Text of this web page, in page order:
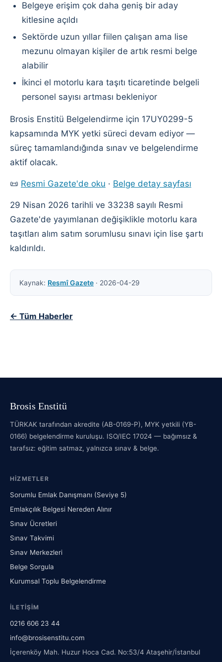
Belgeye erişim çok daha geniş bir aday
kitlesine açıldı
Sektörde uzun yıllar fiilen çalışan ama lise
mezunu olmayan kişiler de artık resmi belge
alabilir
İkinci el motorlu kara taşıtı ticaretinde belgeli
personel sayısı artması bekleniyor
Brosis Enstitü Belgelendirme için 17UY0299-5
kapsamında MYK yetki süreci devam ediyor —
süreç tamamlandığında sınav ve belgelendirme
aktif olacak.
📜 Resmi Gazete'de oku · Belge detay sayfası
29 Nisan 2026 tarihli ve 33238 sayılı Resmi
Gazete'de yayımlanan değişiklikle motorlu kara
taşıtları alım satım sorumlusu sınavı için lise şartı
kaldırıldı.
Kaynak: Resmî Gazete · 2026-04-29
← Tüm Haberler
Brosis Enstitü
TÜRKAK tarafından akredite (AB-0169-P), MYK yetkili (YB-
0166) belgelendirme kuruluşu. ISO/IEC 17024 — bağımsız &
tarafsız: eğitim satmaz, yalnızca sınav & belge.
HIZMETLER
Sorumlu Emlak Danışmanı (Seviye 5)
Emlakçılık Belgesi Nereden Alınır
Sınav Ücretleri
Sınav Takvimi
Sınav Merkezleri
Belge Sorgula
Kurumsal Toplu Belgelendirme
İLETIŞIM
0216 606 23 44
info@brosisenstitu.com
İçerenköy Mah. Huzur Hoca Cad. No:53/4 Ataşehir/İstanbul